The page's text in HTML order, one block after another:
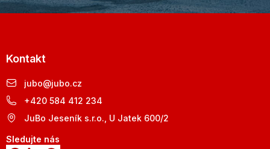
Kontakt
jubo@jubo.cz
+420 584 412 234
JuBo Jeseník s.r.o., U Jatek 600/2
Sledujte nás